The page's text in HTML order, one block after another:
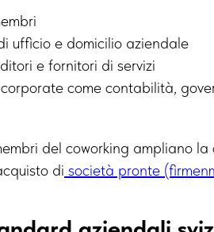
ufficio e domicilio aziendale
e fornitori di servizi
come contabilità,
del coworking ampliano
di società pronte